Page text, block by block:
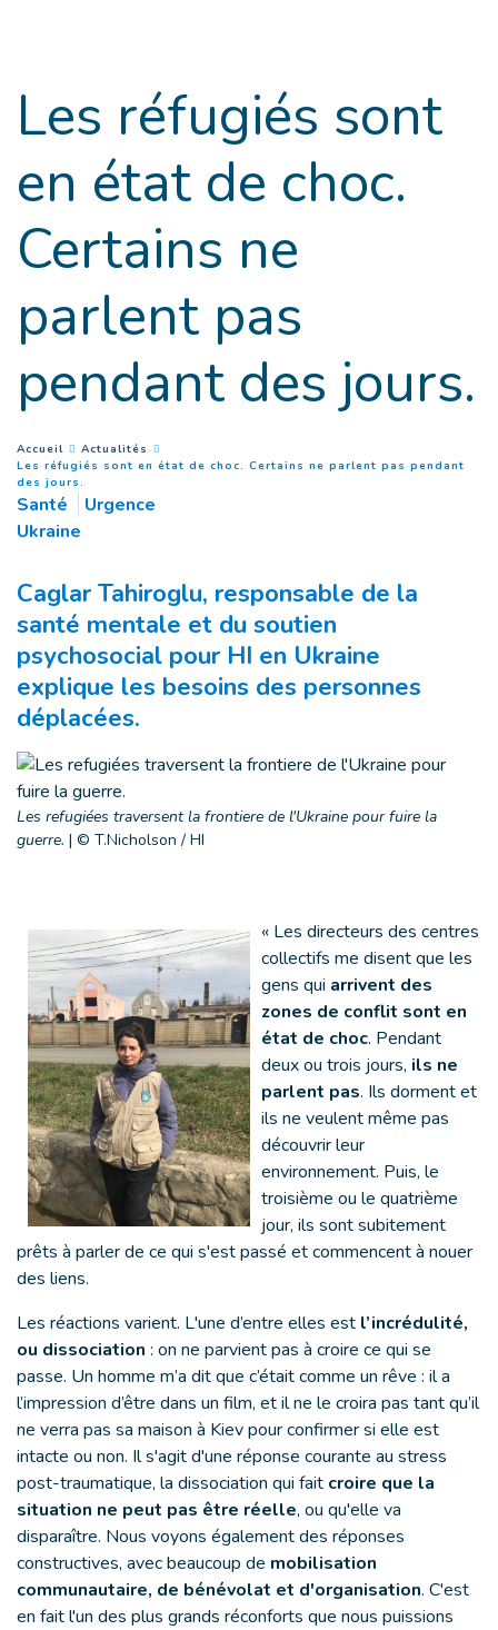
Les réfugiés sont
en état de choc.
Certains ne
parlent pas
pendant des jours.
You are here :
Accueil
Actualités
Les réfugiés sont en état de choc. Certains ne parlent pas pendant
des jours.
Santé
Urgence
Ukraine
Caglar Tahiroglu, responsable de la
santé mentale et du soutien
psychosocial pour HI en Ukraine
explique les besoins des personnes
déplacées.
Les refugiées traversent la frontiere de l'Ukraine pour fuire la
guerre. | © T.Nicholson / HI
« Les directeurs des centres
collectifs me disent que les
gens qui arrivent des
zones de conflit sont en
état de choc. Pendant
deux ou trois jours, ils ne
parlent pas. Ils dorment et
ils ne veulent même pas
découvrir leur
environnement. Puis, le
troisième ou le quatrième
jour, ils sont subitement
prêts à parler de ce qui s'est passé et commencent à nouer
des liens.
Les réactions varient. L'une d’entre elles est l’incrédulité,
ou dissociation : on ne parvient pas à croire ce qui se
passe. Un homme m’a dit que c’était comme un rêve : il a
l’impression d’être dans un film, et il ne le croira pas tant qu’il
ne verra pas sa maison à Kiev pour confirmer si elle est
intacte ou non. Il s'agit d'une réponse courante au stress
post-traumatique, la dissociation qui fait croire que la
situation ne peut pas être réelle, ou qu'elle va
disparaître. Nous voyons également des réponses
constructives, avec beaucoup de mobilisation
communautaire, de bénévolat et d'organisation. C'est
en fait l'un des plus grands réconforts que nous puissions